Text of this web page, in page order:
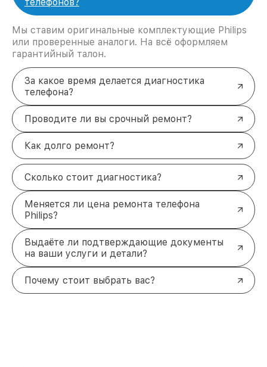
Мы ставим оригинальные комплектующие Philips
или проверенные аналоги. На всё оформляем
гарантийный талон.
За какое время делается диагностика
телефона?
Проводите ли вы срочный ремонт?
Как долго ремонт?
Сколько стоит диагностика?
Меняется ли цена ремонта телефона
Philips?
Выдаёте ли подтверждающие документы
на ваши услуги и детали?
Почему стоит выбрать вас?